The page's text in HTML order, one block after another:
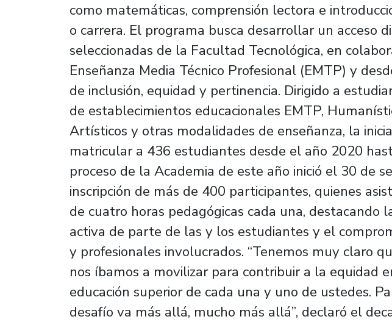
como matemáticas, comprensión lectora e
o carrera. El programa busca desarrollar un acceso
seleccionadas de la Facultad Tecnológica, en
Enseñanza Media Técnico Profesional (EMTP) y
de inclusión, equidad y pertinencia. Dirigido a
de establecimientos educacionales EMTP,
Artísticos y otras modalidades de enseñanza, la
matricular a 436 estudiantes desde el año 2020
proceso de la Academia de este año inició el 30 de
inscripción de más de 400 participantes, quienes
de cuatro horas pedagógicas cada una, destacando
activa de parte de las y los estudiantes y el
y profesionales involucrados. “Tenemos muy claro
nos íbamos a movilizar para contribuir a la equidad
educación superior de cada una y uno de ustedes.
desafío va más allá, mucho más allá”, declaró el